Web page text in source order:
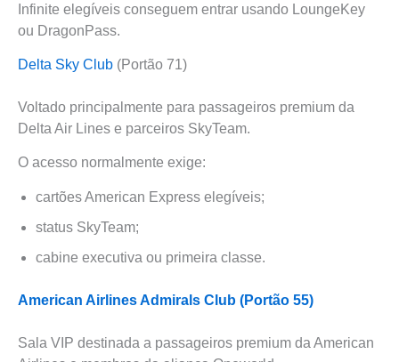
Infinite elegíveis conseguem entrar usando LoungeKey
ou DragonPass.
Delta Sky Club (Portão 71)
Voltado principalmente para passageiros premium da
Delta Air Lines e parceiros SkyTeam.
O acesso normalmente exige:
cartões American Express elegíveis;
status SkyTeam;
cabine executiva ou primeira classe.
American Airlines Admirals Club (Portão 55)
Sala VIP destinada a passageiros premium da American